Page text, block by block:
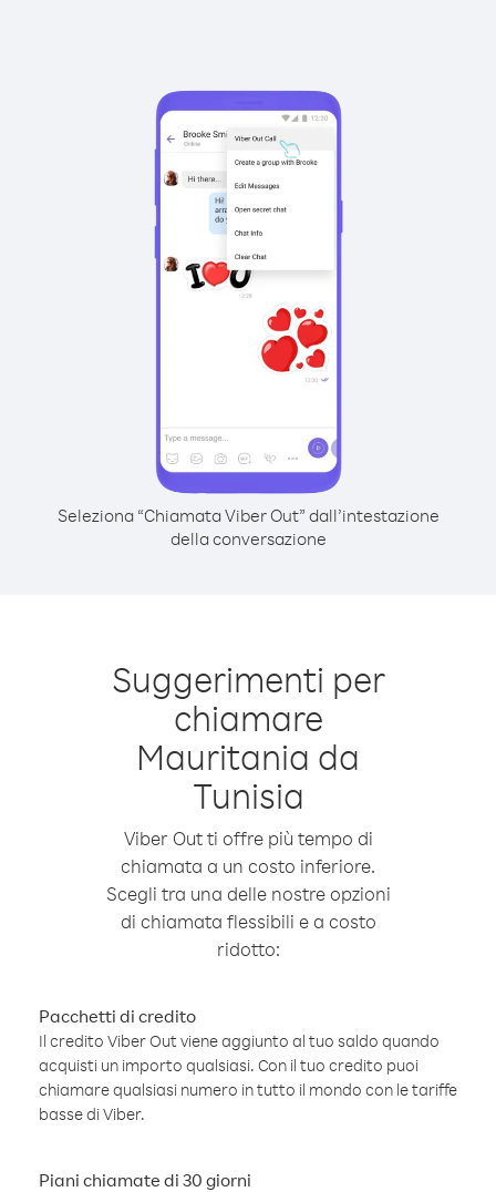
Seleziona “Chiamata Viber Out” dall’intestazione
della conversazione
Suggerimenti per
chiamare
Mauritania da
Tunisia
Viber Out ti offre più tempo di
chiamata a un costo inferiore.
Scegli tra una delle nostre opzioni
di chiamata flessibili e a costo
ridotto:
Pacchetti di credito
Il credito Viber Out viene aggiunto al tuo saldo quando
acquisti un importo qualsiasi. Con il tuo credito puoi
chiamare qualsiasi numero in tutto il mondo con le tariffe
basse di Viber.
Piani chiamate di 30 giorni